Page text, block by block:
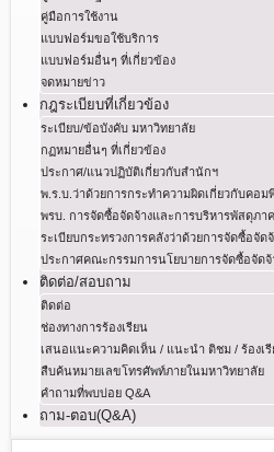
คู่มือการใช้งาน
แบบฟอร์มขอใช้บริการ
แบบฟอร์มอื่นๆ ที่เกี่ยวข้อง
จดหมายข่าว
กฎระเบียบที่เกี่ยวข้อง
ระเบียบ/ข้อบังคับ มหาวิทยาลัย
กฏหมายอื่นๆ ที่เกี่ยวข้อง
ประกาศ/แนวปฏิบัติเกี่ยวกับสำนักฯ
พ.ร.บ.ว่าด้วยการกระทําความผิดเกี่ยวกับคอม
พรบ. การจัดซื้อจัดจ้างและการบริหารพัสดุภา
ระเบียบกระทรวงการคลังว่าด้วยการจัดซื้อจัด
ประกาศคณะกรรมการนโยบายการจัดซื้อจัด
ติดต่อ/สอบถาม
ติดต่อ
ช่องทางการร้องเรียน
เสนอแนะความคิดเห็น / แนะนำ ติชม / ร้องเ
สืบค้นหมายเลขโทรศัพท์ภายในมหาวิทยาลัย
คำถามที่พบบ่อย Q&A
ถาม-ตอบ(Q&A)